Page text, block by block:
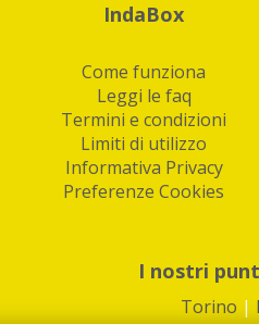
IndaBox
Come funziona
Leggi le faq
Termini e condizioni
Limiti di utilizzo
Informativa Privacy
Preferenze Cookies
I nostri
Torino |